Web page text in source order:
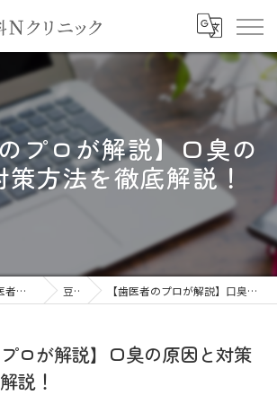
プロが解説】口臭の
方法を徹底解説！
妙典エリアの歯医者なら妙典歯科Nクリニック 豆知識 【歯医者のプロが解説】口臭の原因と対策方法を徹底解説！
プロが解説】口臭の原因と対策
説！